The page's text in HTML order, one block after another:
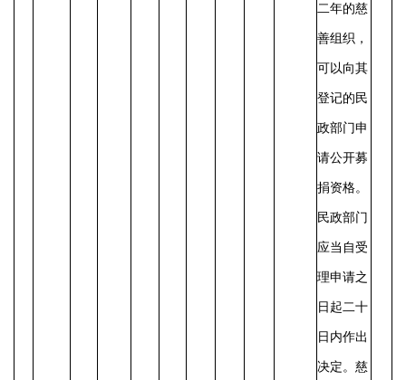
二年的慈
善组织，
可以向其
登记的民
政部门申
请公开募
捐资格。
民政部门
应当自受
理申请之
日起二十
日内作出
决定。慈